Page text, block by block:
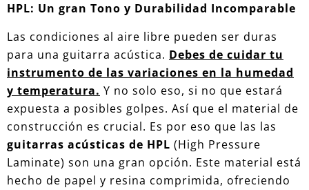
HPL: Un gran Tono y Durabilidad Incomparable
Las condiciones al aire libre pueden ser duras
para una guitarra acústica. Debes de cuidar tu
instrumento de las variaciones en la humedad
y temperatura. Y no solo eso, si no que estará
expuesta a posibles golpes. Así que el material de
construcción es crucial. Es por eso que las las
guitarras acústicas de HPL (High Pressure
Laminate) son una gran opción. Este material está
hecho de papel y resina comprimida, ofreciendo